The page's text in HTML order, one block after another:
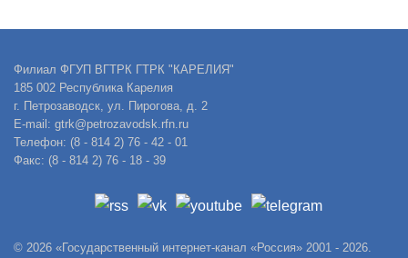
Филиал ФГУП ВГТРК ГТРК "КАРЕЛИЯ"
185 002 Республика Карелия
г. Петрозаводск, ул. Пирогова, д. 2
E-mail: gtrk@petrozavodsk.rfn.ru
Телефон: (8 - 814 2) 76 - 42 - 01
Факс: (8 - 814 2) 76 - 18 - 39
© 2026 «Государственный интернет-канал «Россия» 2001 - 2026.